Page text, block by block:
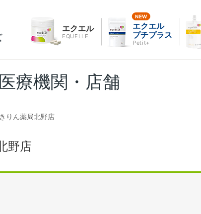
エクエル
EQUELLE
エクエル
プチプラス
Petit+
療機関・店舗
きりん薬局北野店
野店